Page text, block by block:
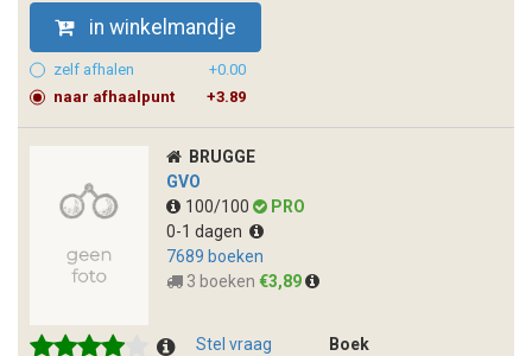
in winkelmandje
zelf afhalen
+0.00
naar afhaalpunt
+3.89
BRUGGE
GVO
100/100
PRO
0-1 dagen
7689 boeken
3 boeken €3,89
Stel vraag
Boek